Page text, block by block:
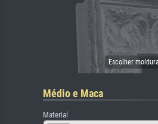
Médio e Maca
Material